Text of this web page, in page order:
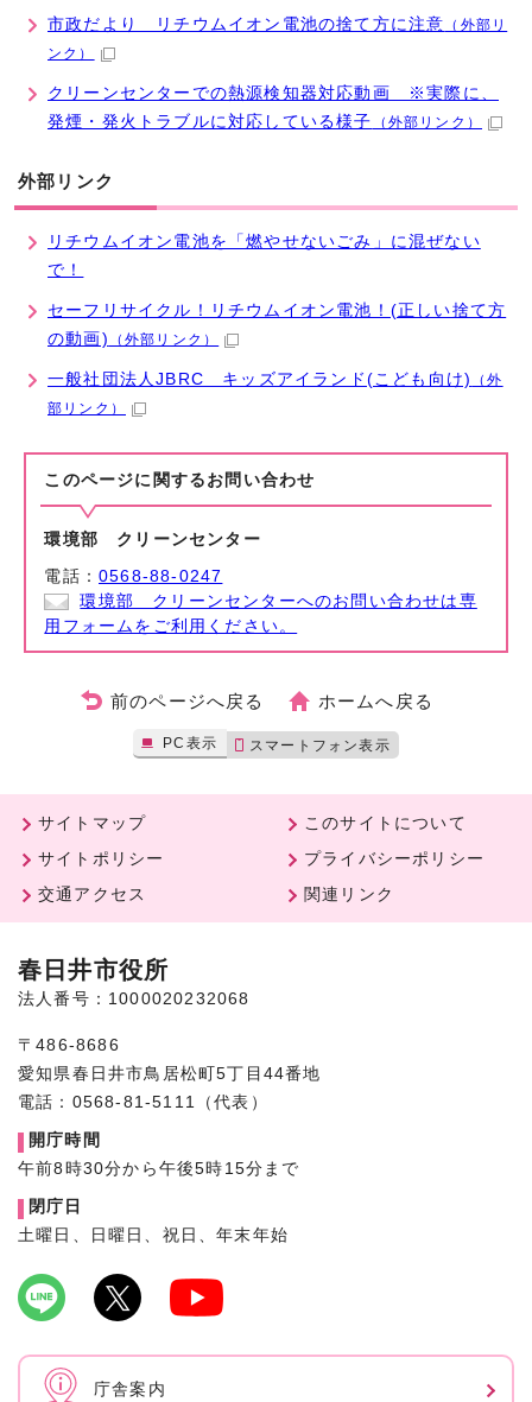
市政だより リチウムイオン電池の捨て方に注意 （外部リ
ンク）
クリーンセンターでの熱源検知器対応動画 ※実際に、
発煙・発火トラブルに対応している様子
（外部リンク）
外部リンク
リチウムイオン電池を「燃やせないごみ」に混ぜない
で！
セーフリサイクル！リチウムイオン電池！(正しい捨て方
の動画)
（外部リンク）
一般社団法人JBRC キッズアイランド(こども向け)
（外
部リンク）
このページに関する お問い合わせ
環境部 クリーンセンター
電話：0568-88-0247
環境部 クリーンセンターへのお問い合わせは専
用フォームをご利用ください。
前のページへ戻る ホームへ戻る
PC表示 スマートフォン表示
サイトマップ
このサイトについて
サイトポリシー
プライバシーポリシー
交通アクセス
関連リンク
春日井市役所
法人番号：1000020232068
〒486-8686
愛知県春日井市鳥居松町5丁目44番地
電話：0568-81-5111（代表）
開庁時間
午前8時30分から午後5時15分まで
閉庁日
土曜日、日曜日、祝日、年末年始
庁舎案内